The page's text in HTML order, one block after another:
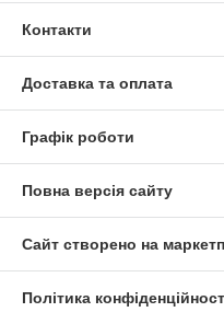
Контакти
Доставка та оплата
Графік роботи
Повна версія сайту
Сайт створено на
Політика